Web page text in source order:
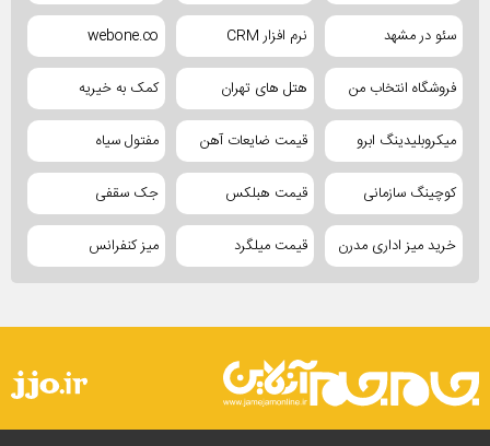
سئو در مشهد نرم افزار CRM webone.co
فروشگاه انتخاب من هتل های تهران کمک به خیریه
میکروبلیدینگ ابرو قیمت ضایعات آهن مفتول سیاه
کوچینگ سازمانی قیمت هبلکس جک سقفی
خرید میز اداری مدرن قیمت میلگرد میز کنفرانس